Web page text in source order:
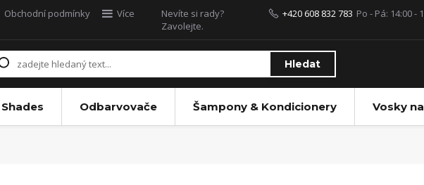
Obchodní podmínky Více
Hledat
Nevíte si rady?
Zavolejte.
+420 608 832 783 Po - Pá: 14:00 -
Odbarvovače Šampony & Kondicionery Vosky